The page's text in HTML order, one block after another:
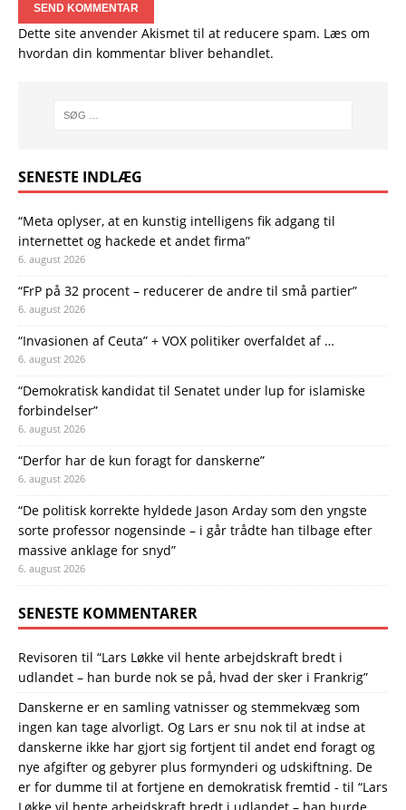
Dette site anvender Akismet til at reducere spam. Læs om
hvordan din kommentar bliver behandlet.
SENESTE INDLÆG
“Meta oplyser, at en kunstig intelligens fik adgang til
internettet og hackede et andet firma”
6. august 2026
“FrP på 32 procent – reducerer de andre til små partier”
6. august 2026
“Invasionen af Ceuta” + VOX politiker overfaldet af …
6. august 2026
“Demokratisk kandidat til Senatet under lup for islamiske
forbindelser”
6. august 2026
“Derfor har de kun foragt for danskerne”
6. august 2026
“De politisk korrekte hyldede Jason Arday som den yngste
sorte professor nogensinde – i går trådte han tilbage efter
massive anklage for snyd”
6. august 2026
SENESTE KOMMENTARER
Revisoren til “Lars Løkke vil hente arbejdskraft bredt i
udlandet – han burde nok se på, hvad der sker i Frankrig”
Danskerne er en samling vatnisser og stemmekvæg som
ingen kan tage alvorligt. Og Lars er snu nok til at indse at
danskerne ikke har gjort sig fortjent til andet end foragt og
nye afgifter og gebyrer plus formynderi og udskiftning. De
er for dumme til at fortjene en demokratisk fremtid - til “Lars